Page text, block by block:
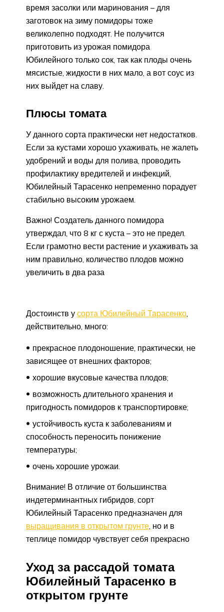
время засолки или маринования – для
заготовок на зиму помидоры тоже
великолепно подходят. Не получится
приготовить из урожая помидора
Юбилейного только сок, так как плоды очень
мясистые, жидкости в них мало, а вот соус из
них выйдет на славу.
Плюсы томата
У данного сорта практически нет недостатков.
Если за кустами хорошо ухаживать, не жалеть
удобрений и воды для полива, проводить
профилактику вредителей и инфекций,
Юбилейный Тарасенко непременно порадует
стабильно высоким урожаем.
Важно! Создатель данного помидора
утверждал, что 8 кг с куста – это не предел.
Если грамотно вести растение и ухаживать за
ним правильно, количество плодов можно
увеличить в два раза
Достоинств у сорта Юбилейный Тарасенко,
действительно, много:
прекрасное плодоношение, практически, не
зависящее от внешних факторов;
хорошие вкусовые качества плодов;
возможность длительного хранения и
пригодность помидоров к транспортировке;
устойчивость куста к заболеваниям и
способность переносить понижение
температуры;
очень хорошие урожаи.
Внимание! В отличие от большинства
индетерминантных гибридов, сорт
Юбилейный Тарасенко предназначен для
выращивания в открытом грунте, но и в
теплице помидор чувствует себя прекрасно
Уход за рассадой томата
Юбилейный Тарасенко в
открытом грунте